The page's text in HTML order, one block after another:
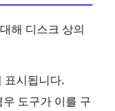
해 디스크 상의
표시됩니다.
도구가 이를 구